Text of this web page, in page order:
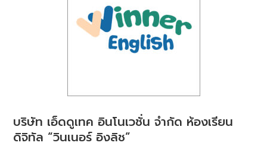
บริษัท เอ็ดดูเทค อินโนเวชั่น จำกัด ห้องเรียน
ดิจิทัล “วินเนอร์ อิงลิช”